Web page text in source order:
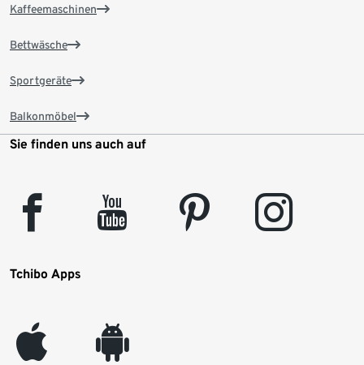
Kaffeemaschinen
Bettwäsche
Sportgeräte
Balkonmöbel
Sie finden uns auch auf
facebook youtube pinterest instagram
Tchibo Apps
appleinc android